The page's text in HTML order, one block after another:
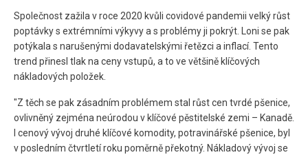
Společnost zažila v roce 2020 kvůli covidové pandemii velký růst
poptávky s extrémními výkyvy a s problémy ji pokrýt. Loni se pak
potýkala s narušenými dodavatelskými řetězci a inflací. Tento
trend přinesl tlak na ceny vstupů, a to ve většině klíčových
nákladových položek.
"Z těch se pak zásadním problémem stal růst cen tvrdé pšenice,
ovlivněný zejména neúrodou v klíčové pěstitelské zemi – Kanadě.
I cenový vývoj druhé klíčové komodity, potravinářské pšenice, byl
v posledním čtvrtletí roku poměrně překotný. Nákladový vývoj se